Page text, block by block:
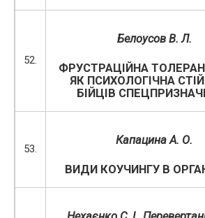
52.
Белоусов В. Л.
ФРУСТРАЦІЙНА
ЯК ПСИХОЛОГІЧНА
БІЙЦІВ
53.
Капацина А. О.
ВИДИ КОУЧИНГУ В